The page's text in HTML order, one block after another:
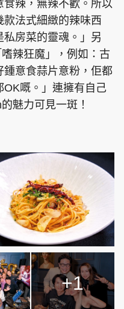
辣，無辣不歡。所以
法式細緻的辣味西
房菜的靈魂。」另
辣狂魔」，例如：古
意食蒜片意粉，佢都
嘅。」連擁有自己
魅力可見一斑！
+1